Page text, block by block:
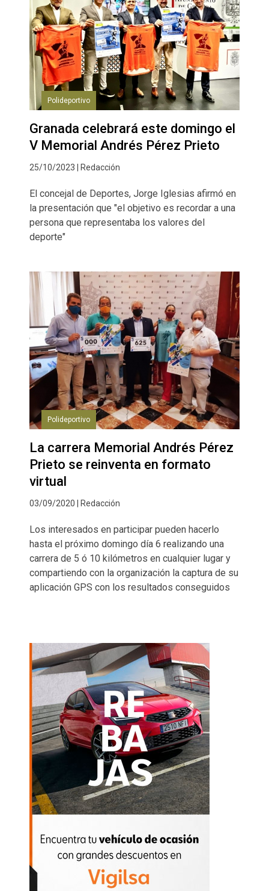
Polideportivo
Granada celebrará este domingo el
V Memorial Andrés Pérez Prieto
25/10/2023 | Redacción
El concejal de Deportes, Jorge Iglesias afirmó en
la presentación que "el objetivo es recordar a una
persona que representaba los valores del
deporte"
Polideportivo
La carrera Memorial Andrés Pérez
Prieto se reinventa en formato
virtual
03/09/2020 | Redacción
Los interesados en participar pueden hacerlo
hasta el próximo domingo día 6 realizando una
carrera de 5 ó 10 kilómetros en cualquier lugar y
compartiendo con la organización la captura de su
aplicación GPS con los resultados conseguidos